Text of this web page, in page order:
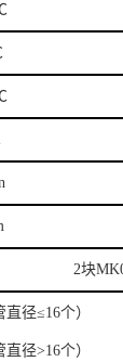
2块
径≤16个）
径>16个）